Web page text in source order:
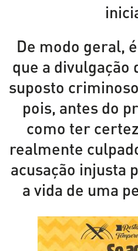
De modo geral,
que a divulgação
suposto
pois, antes do
como ter
realmente
acusação injusta
a vida de uma